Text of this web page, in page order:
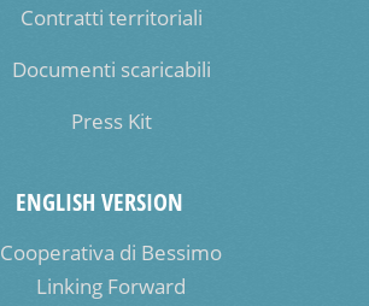
Contratti territoriali
Documenti scaricabili
Press Kit
ENGLISH VERSION
Cooperativa di Bessimo
Linking Forward